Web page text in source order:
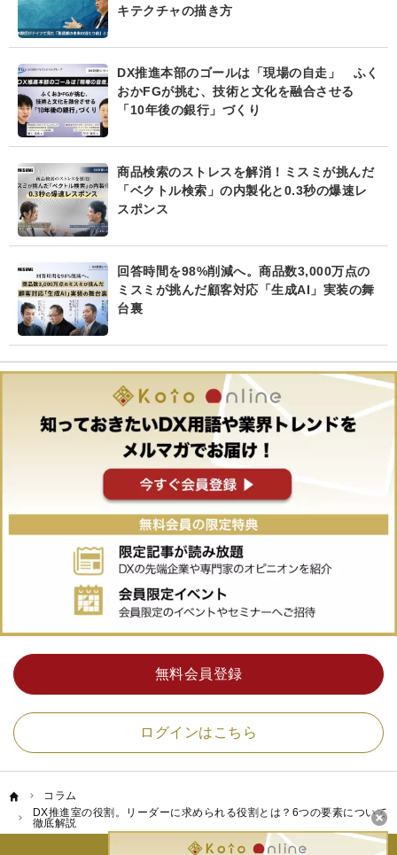
キテクチャの描き方
DX推進本部のゴールは「現場の自走」 ふく
おかFGが挑む、技術と文化を融合させる
「10年後の銀行」づくり
商品検索のストレスを解消！ミスミが挑んだ
「ベクトル検索」の内製化と0.3秒の爆速レ
スポンス
回答時間を98%削減へ。商品数3,000万点の
ミスミが挑んだ顧客対応「生成AI」実装の舞
台裏
無料会員登録
ログインはこちら
コラム
DX推進室の役割。リーダーに求められる役割とは？6つの要素について
徹底解説